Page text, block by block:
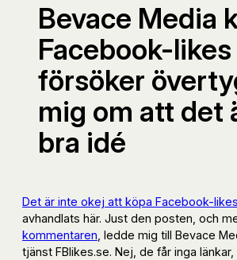
Bevace Media
Facebook-
försöker
mig om att det
bra idé
Det är inte okej att köpa Facebook-likes
avhandlats här. Just den posten, och
kommentaren , ledde mig till Bevace
tjänst FBlikes.se. Nej, de får inga